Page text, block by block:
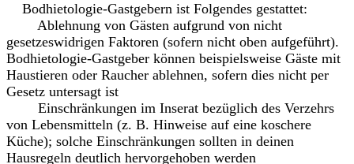
Bodhietologie-Gastgebern ist Folgendes gestattet:
Ablehnung von Gästen aufgrund von nicht
gesetzeswidrigen Faktoren (sofern nicht oben aufgeführt).
Bodhietologie-Gastgeber können beispielsweise Gäste mit
Haustieren oder Raucher ablehnen, sofern dies nicht per
Gesetz untersagt ist
Einschränkungen im Inserat bezüglich des Verzehrs
von Lebensmitteln (z. B. Hinweise auf eine koschere
Küche); solche Einschränkungen sollten in deinen
Hausregeln deutlich hervorgehoben werden